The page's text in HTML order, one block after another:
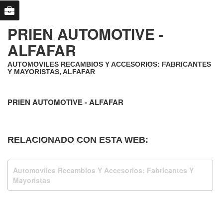
PRIEN AUTOMOTIVE -
ALFAFAR
AUTOMOVILES RECAMBIOS Y ACCESORIOS: FABRICANTES
Y MAYORISTAS, ALFAFAR
PRIEN AUTOMOTIVE - ALFAFAR
RELACIONADO CON ESTA WEB:
Automoviles Recambios Y Accesorios: Fabricantes Y
Mayoristas